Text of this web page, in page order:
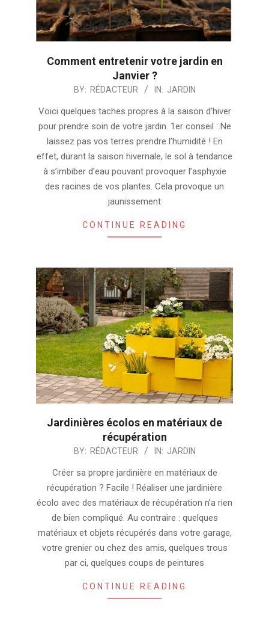
Comment entretenir votre jardin en
Janvier ?
BY: RÉDACTEUR IN: JARDIN
Voici quelques taches propres à la saison d’hiver
pour prendre soin de votre jardin. 1er conseil : Ne
laissez pas vos terres prendre l’humidité ! En
effet, durant la saison hivernale, le sol à tendance
à s’imbiber d’eau pouvant provoquer l’asphyxie
des racines de vos plantes. Cela provoque un
jaunissement
CONTINUE READING
Jardinières écolos en matériaux de
récupération
BY: RÉDACTEUR IN: JARDIN
Créer sa propre jardinière en matériaux de
récupération ? Facile ! Réaliser une jardinière
écolo avec des matériaux de récupération n’a rien
de bien compliqué. Au contraire : quelques
matériaux et objets récupérés dans votre garage,
votre grenier ou chez des amis, quelques trous
par ci, quelques coups de peintures
CONTINUE READING